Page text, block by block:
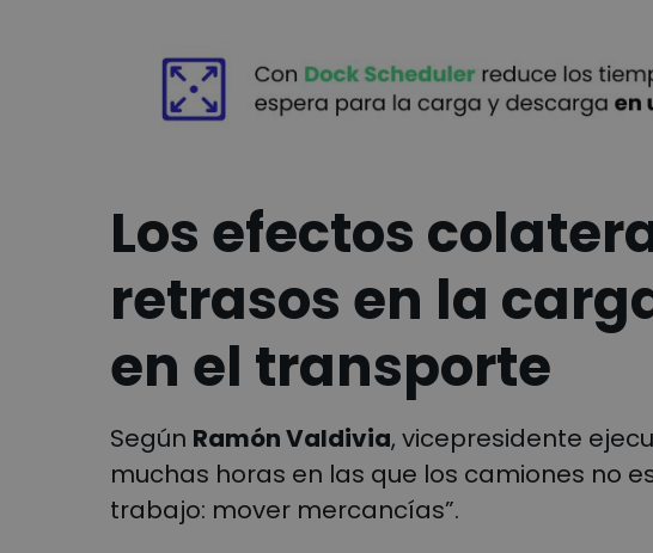
Los efectos
retrasos en la
en el transporte
Según Ramón Valdivia, vicepresidente
muchas horas en las que los camiones no
trabajo: mover mercancías”.